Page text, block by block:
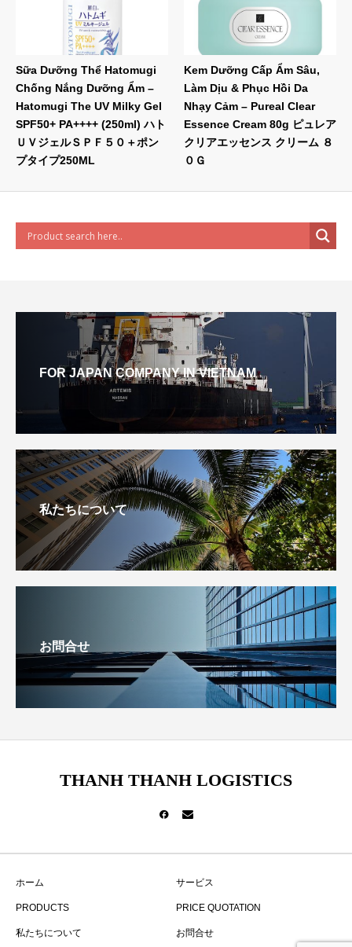
Sữa Dưỡng Thể Hatomugi
Chống Nắng Dưỡng Ẩm –
Hatomugi The UV Milky Gel
SPF50+ PA++++ (250ml) ハト
ＵＶジェルＳＰＦ５０＋ポン
プタイプ250ML
Kem Dưỡng Cấp Ẩm Sâu,
Làm Dịu & Phục Hồi Da
Nhạy Cảm – Pureal Clear
Essence Cream 80g ピュレア
クリアエッセンス クリーム ８
０Ｇ
FOR JAPAN COMPANY IN VIETNAM
私たちについて
お問合せ
THANH THANH LOGISTICS
ホーム サービス
PRODUCTS PRICE QUOTATION
私たちについて お問合せ